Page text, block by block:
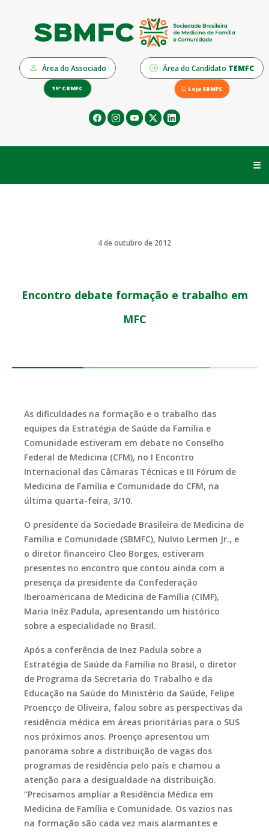
Área do Associado Área do Candidato TEMFC
19º CBMFC Loja SBMFC
☰
4 de outubro de 2012
Encontro debate formação e trabalho em
MFC
As dificuldades na formação e o trabalho das
equipes da Estratégia de Saúde da Família e
Comunidade estiveram em debate no Conselho
Federal de Medicina (CFM), no I Encontro
Internacional das Câmaras Técnicas e III Fórum de
Medicina de Família e Comunidade do CFM, na
última quarta-feira, 3/10.
O presidente da Sociedade Brasileira de Medicina de
Família e Comunidade (SBMFC), Nulvio Lermen Jr., e
o diretor financeiro Cleo Borges, estiveram
presentes no encontro que contou ainda com a
presença da presidente da Confederação
Iberoamericana de Medicina de Família (CIMF),
Maria Inêz Padula, apresentando um histórico
sobre a especialidade no Brasil.
Após a conferência de Inez Padula sobre a
Estratégia de Saúde da Família no Brasil, o diretor
de Programa da Secretaria do Trabalho e da
Educação na Saúde do Ministério da Saúde, Felipe
Proencço de Oliveira, falou sobre as perspectivas da
residência médica em áreas prioritárias para o SUS
nos próximos anos. Proenço apresentou um
panorama sobre a distribuição de vagas dos
programas de residência pelo país e chamou a
atenção para a desigualdade na distribuição.
“Precisamos ampliar a Residência Médica em
Medicina de Família e Comunidade. Os vazios nas
na formação são cada vez mais alarmantes e